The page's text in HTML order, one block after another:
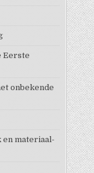
Eerste
onbekende
en materiaal-